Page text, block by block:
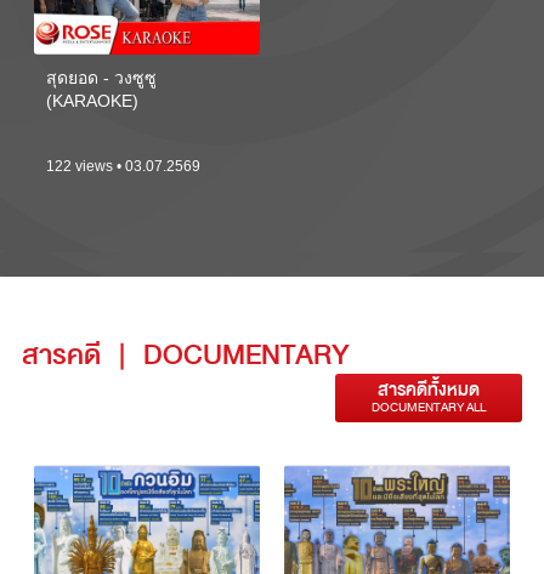
สุดยอด - วงซูซู
(KARAOKE)
122 views • 03.07.2569
สารคดี | DOCUMENTARY
สารคดีทั้งหมด
DOCUMENTARY ALL